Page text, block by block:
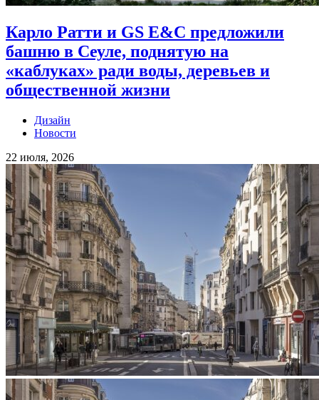
Карло Ратти и GS E&C предложили
башню в Сеуле, поднятую на
«каблуках» ради воды, деревьев и
общественной жизни
Дизайн
Новости
22 июля, 2026